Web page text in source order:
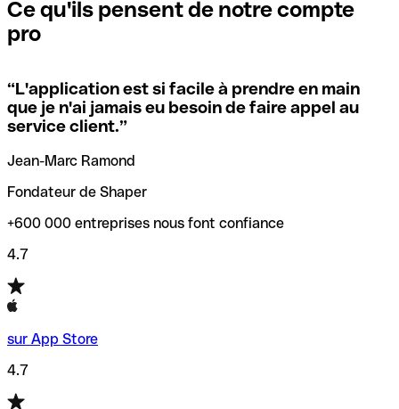
signifie que vous avez le code de l'une des succursales
locales.
Si vous n'êtes pas sûr du code SWIFT que vous devriez
utiliser, nous avons développé un outil de recherche de
codes SWIFT par nom de banque.
vérification/recherche de codes SWIFT. Ainsi, vous pouvez
trouver et vérifier vos codes SWIFT avant de réaliser vos
transferts d’argent.
Ce qu'ils pensent de notre compte
pro
“L'application est si facile à prendre en main
que je n'ai jamais eu besoin de faire appel au
service client.”
Jean-Marc Ramond
Fondateur de Shaper
+600 000 entreprises nous font confiance
4.7
sur App Store
4.7